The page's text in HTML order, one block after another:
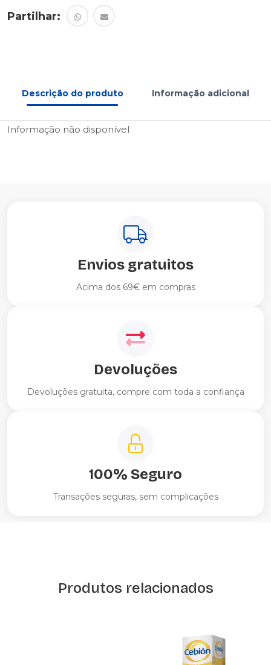
Partilhar:
Descrição do produto Informação adicional
Informação não disponível
Envios gratuitos
Acima dos 69€ em compras
Devoluções
Devoluções gratuita, compre com toda a confiança
100% Seguro
Transações seguras, sem complicações
Produtos relacionados